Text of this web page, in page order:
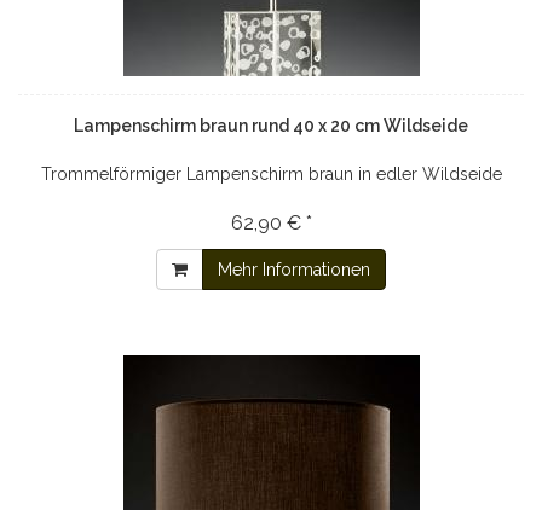
Lampenschirm braun rund 40 x 20 cm Wildseide
Trommelförmiger Lampenschirm braun in edler Wildseide
62,90 € *
Mehr Informationen